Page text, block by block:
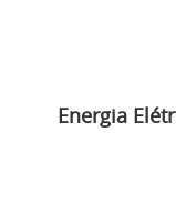
Energia